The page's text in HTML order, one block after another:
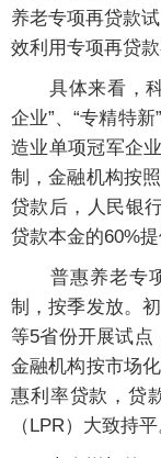
养老专项再贷款
效利用专项再贷
具体来看，科
企业”、“专精特
造业单项冠军企
制，金融机构按
贷款后，人民银
贷款本金的60%提
普惠养老专项
制，按季发放。
等5省份开展试点
金融机构按市场
惠利率贷款，贷
（LPR）大致持平